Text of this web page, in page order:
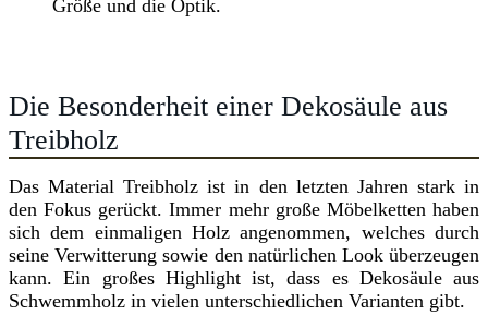
Größe und die Optik.
Die Besonderheit einer Dekosäule aus
Treibholz
Das Material Treibholz ist in den letzten Jahren stark in
den Fokus gerückt. Immer mehr große Möbelketten haben
sich dem einmaligen Holz angenommen, welches durch
seine Verwitterung sowie den natürlichen Look überzeugen
kann. Ein großes Highlight ist, dass es Dekosäule aus
Schwemmholz in vielen unterschiedlichen Varianten gibt.